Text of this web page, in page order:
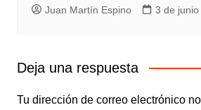
Juan Martín Espino 3 de
Deja una respuesta
Tu dirección de correo electrónico